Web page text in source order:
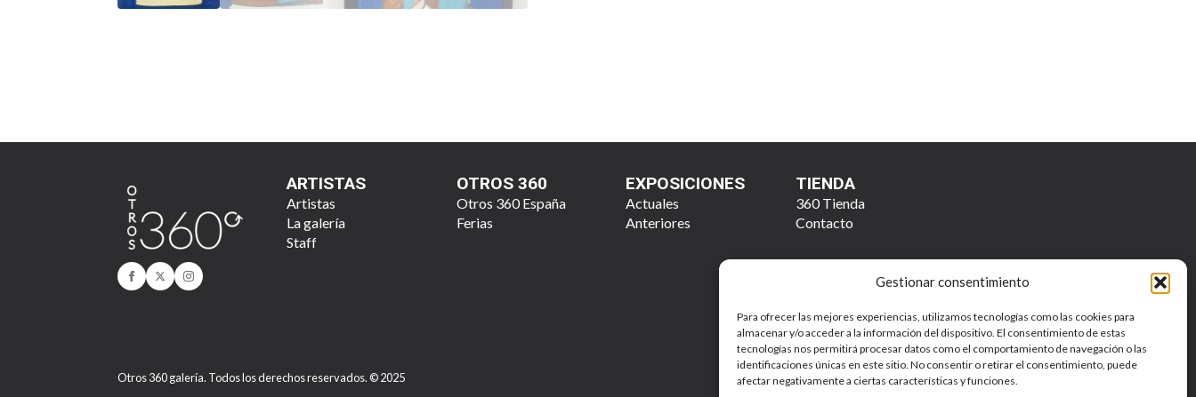
Gestionar consentimiento
Para ofrecer las mejores experiencias, utilizamos tecnologías como las cookies para
almacenar y/o acceder a la información del dispositivo. El consentimiento de estas
tecnologías nos permitirá procesar datos como el comportamiento de navegación o las
identificaciones únicas en este sitio. No consentir o retirar el consentimiento, puede
afectar negativamente a ciertas características y funciones.
ARTISTAS
Artistas
La galería
Staff
OTROS 360
Otros 360 España
Ferias
EXPOSICIONES
Actuales
Anteriores
TIENDA
360 Tienda
Contacto
Otros 360 galería. Todos los derechos reservados. © 2025 Política de Privacidad y Tratamiento de Datos Personales